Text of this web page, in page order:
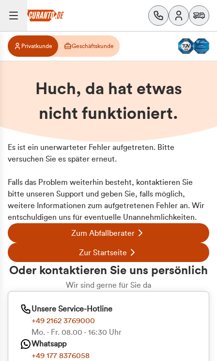
Privatkunde Geschäftskunde
Huch, da hat etwas
nicht funktioniert.
Es ist ein unerwarteter Fehler aufgetreten. Bitte
versuchen Sie es später erneut.
Falls das Problem weiterhin besteht, kontaktieren Sie
bitte unseren Support und geben Sie, falls möglich,
weitere Informationen zum aufgetretenen Fehler an. Wir
entschuldigen uns für eventuelle Unannehmlichkeiten.
Zum Abfallberater
Zur Startseite
Oder kontaktieren Sie uns persönlich
Wir sind gerne für Sie da
Unsere Service-Hotline
+49 2162 3769000
Mo. - Fr. 08.00 - 16:30 Uhr
Whatsapp
+49 177 8376058